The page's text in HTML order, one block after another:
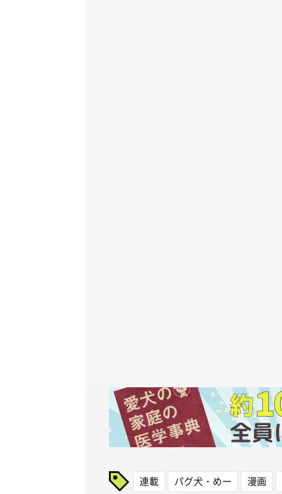
連載 パグ犬・めー 漫画